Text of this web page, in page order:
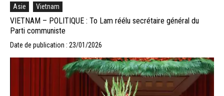
Asie Vietnam
VIETNAM – POLITIQUE : To Lam réélu secrétaire général du
Parti communiste
Date de publication : 23/01/2026